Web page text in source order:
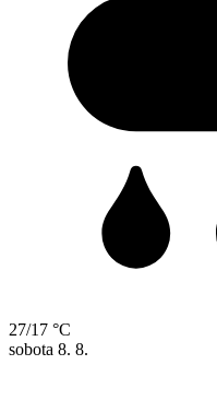
27/17 °C
sobota 8. 8.